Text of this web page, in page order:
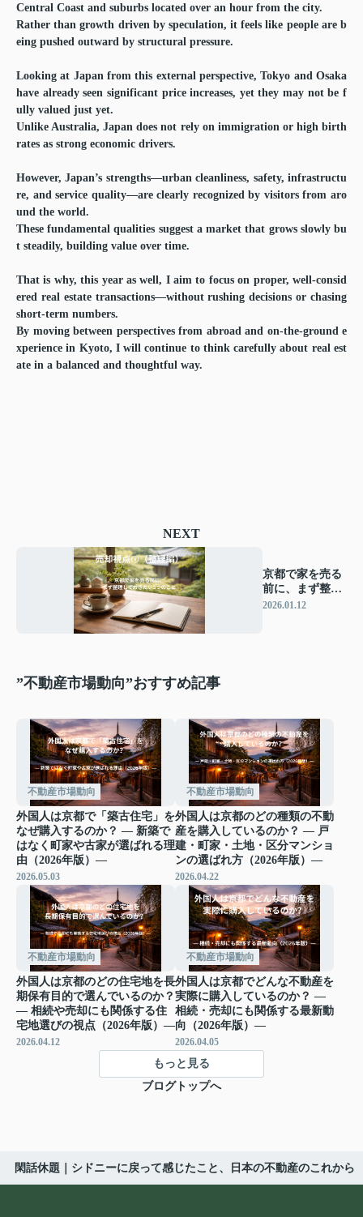
Central Coast and suburbs located over an hour from the city.
Rather than growth driven by speculation, it feels like people are b
eing pushed outward by structural pressure.
Looking at Japan from this external perspective, Tokyo and Osaka
have already seen significant price increases, yet they may not be f
ully valued just yet.
Unlike Australia, Japan does not rely on immigration or high birth
rates as strong economic drivers.
However, Japan’s strengths—urban cleanliness, safety, infrastructu
re, and service quality—are clearly recognized by visitors from aro
und the world.
These fundamental qualities suggest a market that grows slowly bu
t steadily, building value over time.
That is why, this year as well, I aim to focus on proper, well-consid
ered real estate transactions—without rushing decisions or chasing
short-term numbers.
By moving between perspectives from abroad and on-the-ground e
xperience in Kyoto, I will continue to think carefully about real est
ate in a balanced and thoughtful way.
NEXT
京都で家を売る
前に、まず整理
しておきたい3
2026.01.12
”不動産市場動向”おすすめ記事
不動産市場動向
外国人は京都で「築古住宅」を
なぜ購入するのか？ ― 新築で
はなく町家や古家が選ばれる理
由（2026年版）―
2026.05.03
不動産市場動向
外国人は京都のどの種類の不動
産を購入しているのか？ ― 戸
建・町家・土地・区分マンショ
ンの選ばれ方（2026年版）―
2026.04.22
不動産市場動向
外国人は京都のどの住宅地を長
期保有目的で選んでいるのか？
― 相続や売却にも関係する住
宅地選びの視点（2026年版）―
2026.04.12
不動産市場動向
外国人は京都でどんな不動産を
実際に購入しているのか？ ―
相続・売却にも関係する最新動
向（2026年版）―
2026.04.05
もっと見る
ブログトップへ
閑話休題｜シドニーに戻って感じたこと、日本の不動産のこれから